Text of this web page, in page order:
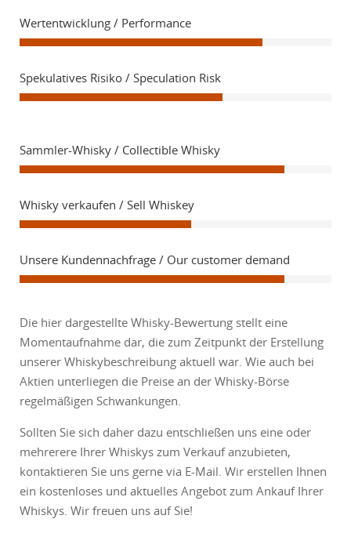
Wertentwicklung / Performance
Spekulatives Risiko / Speculation Risk
Sammler-Whisky / Collectible Whisky
Whisky verkaufen / Sell Whiskey
Unsere Kundennachfrage / Our customer demand
Die hier dargestellte Whisky-Bewertung stellt eine
Momentaufnahme dar, die zum Zeitpunkt der Erstellung
unserer Whiskybeschreibung aktuell war. Wie auch bei
Aktien unterliegen die Preise an der Whisky-Börse
regelmäßigen Schwankungen.
Sollten Sie sich daher dazu entschließen uns eine oder
mehrerere Ihrer Whiskys zum Verkauf anzubieten,
kontaktieren Sie uns gerne via E-Mail. Wir erstellen Ihnen
ein kostenloses und aktuelles Angebot zum Ankauf Ihrer
Whiskys. Wir freuen uns auf Sie!